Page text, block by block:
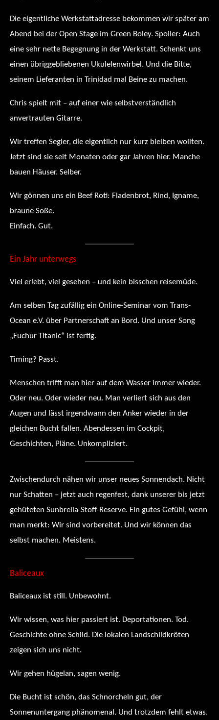
Die eigentliche Werkstattadresse bekommen wir später am
Abend bei der Open Stage im Green Boley. Spoiler: Auch
eine sehr nette Begegnung in der Werkstatt. Schenkt uns
einen übriggebliebenen Ukulelenwirbel. Und die Bitte,
seinem Lieferanten in Trinidad mal Beine zu machen.
Chris spielt mit – auf einer wie selbstverständlich
anvertrauten Gitarre.
Wir treffen Segler, die eigentlich nur kurz bleiben wollten.
Jetzt sind sie seit Monaten oder gar Jahren hier. Manche
bauen Häuser. Selber.
Wir gönnen uns ein Beef Roti: Fladenbrot, Rind, Igname,
braune Soße.
Einfach. Gut.
Ein Jahr unterwegs
Viel erlebt, viel gesehen – und kein bisschen reisemüde.
Am selben Tag zufällig ein Online-Seminar vom Trans-
Ocean e.V. über Partnerschaft an Bord. Und unser Song
„Fuchur Titanic“ ist fertig.
Timing? Passt.
Menschen trifft man hier auf dem Wasser immer wieder.
Oder neu. Oder wieder neu. Man verliert sich aus den
Augen und lässt irgendwann den Anker wieder in der
gleichen Bucht fallen. Abendessen im Cockpit,
Geschichten, Pläne. Unkompliziert.
Zwischendurch nähen wir unser neues Sonnendach. Nicht
nur Schatten – jetzt auch regenfest, dank unserer bis jetzt
gehüteten Sunbrella-Stoff-Reserve. Ein gutes Gefühl, wenn
man merkt: Wir sind vorbereitet. Und wir können das
selbst machen. Meistens.
Baliceaux
Baliceaux ist still. Unbewohnt.
Wir wissen, was hier passiert ist. Deportationen. Tod.
Geschichte ohne Schild. Die lokalen Landschildkröten
zeigen sich uns nicht.
Wir gehen hügelan, sagen wenig.
Die Bucht ist schön, das Schnorcheln gut, der
Sonnenuntergang phänomenal. Und trotzdem fehlt etwas.